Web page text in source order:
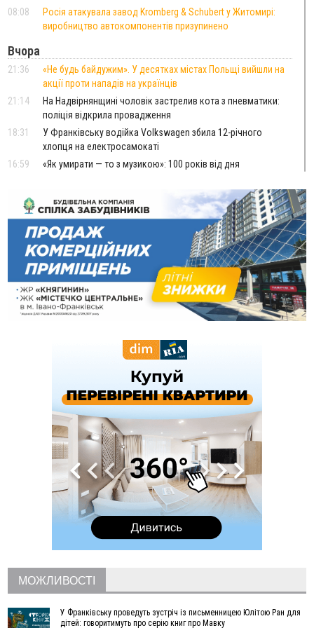
08:08
Росія атакувала завод Kromberg & Schubert у Житомирі:
виробництво автокомпонентів призупинено
Вчора
21:36
«Не будь байдужим». У десятках містах Польщі вийшли на
акції проти нападів на українців
21:14
На Надвірнянщині чоловік застрелив кота з пневматики:
поліція відкрила провадження
18:31
У Франківську водійка Volkswagen збила 12-річного
хлопця на електросамокаті
16:59
«Як умирати — то з музикою»: 100 років від дня
13:01
Ветеран з Франківська через суд скасував 17 тисяч
штрафу від ТЦК за неявку по повістці
12:26
ВІДЕО Про франківських лікарів, які рятують військових
від фантомного болю, зняли документальний фільм
11:12
Україна придбала у Туреччини 70 ракет ATACMS та 12
пускових установок M270
08 Серпня
До +30°C і майже без опадів: синоптики розповіли про
погоду на Прикарпатті у найближчі дні
У Франківську мотоцикліст врізався в інший двоколісник,
збив жінку й утік: його розшукали та затримали
Частина школярів не матимуть фізичних підручників на 1
вересня через російські обстріли — МОН
На Рогатинщині рештки тварин спалювали просто в полі:
поліція розслідує отруєння земель
Пірс, ігровий майданчик і зона для пікніків: оголосили
тендер на 7 мільйонів на благоустрій Німецького озера
У Калуші на озері в міському парку масово загинули
качки та риба
Майстра лісу з Верховинщини оштрафували на 600 тисяч за
10:49
На Прикарпатті через негоду сталися аварійні вимкнення
світла
10:43
За змову на тендері для Долинської лікарні двох
МОЖЛИВОСТІ
У Франківську проведуть зустріч із письменницею Юлітою Ран для
дітей: говоритимуть про серію книг про Мавку